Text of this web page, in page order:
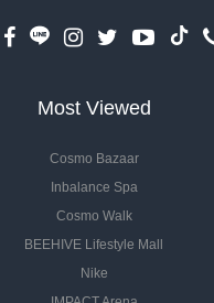
Most Viewed
Cosmo Bazaar
Inbalance Spa
Cosmo Walk
BEEHIVE Lifestyle Mall
Nike